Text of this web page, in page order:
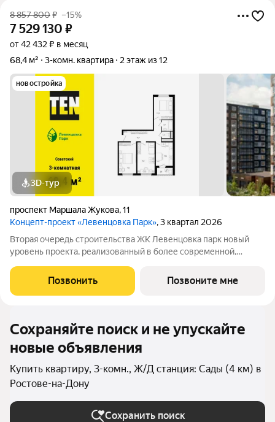
8 857 800₽ –15%
7 529 130 ₽
от 42 432 ₽ в месяц
68,4 м²
3-комн. квартира 2 этаж из 12
новостройка
3D-тур
проспект Маршала Жукова,11
Концепт-проект «Левенцовка Парк», 3 квартал 2026
Вторая очередь строительства ЖК Левенцовка парк новый
уровень проекта, реализованный в более современной,
жителях комплекса. Мы полностью изменили подход к
организации пространства для
Позвонить Позвоните мне
Сохраняйте поиск и не упускайте
новые объявления
Купить квартиру, 3-комн., Ж/Д станция: Сады (4 км) в
Ростове-на-Дону
Сохранить поиск